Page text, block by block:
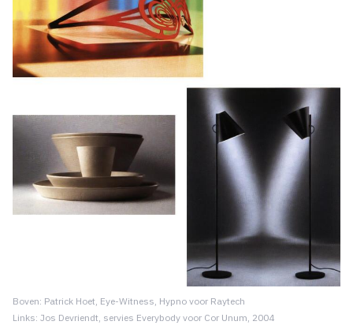
Boven: Patrick Hoet, Eye-Witness, Hypno voor Raytech
Links: Jos Devriendt, servies Everybody voor Cor Unum, 2004